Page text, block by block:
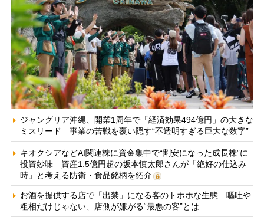
ジャングリア沖縄、開業1周年で「経済効果494億円」の大きな
ミスリード 事業の苦戦を覆い隠す“不透明すぎる巨大な数字”
キオクシアなどAI関連株に資金集中で“割安になった成長株”に
投資妙味 資産1.5億円超の坂本慎太郎さんが「絶好の仕込み
時」と考える防衛・食品銘柄を紹介
お酒を提供する店で「出禁」になる客のトホホな生態 嘔吐や
粗相だけじゃない、店側が嫌がる“最悪の客”とは